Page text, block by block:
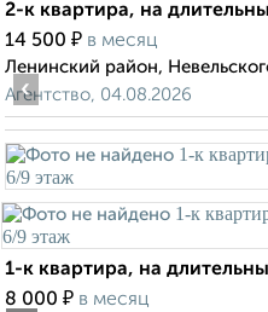
2-к квартира, на
14 500 ₽ в месяц
Ленинский район,
Агентство, 04.08.2026
‹
1-к квартира, на
8 000 ₽ в месяц